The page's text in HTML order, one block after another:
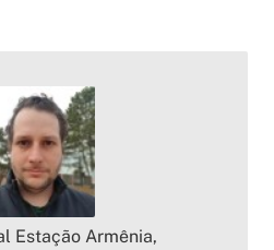
Estação Armênia,